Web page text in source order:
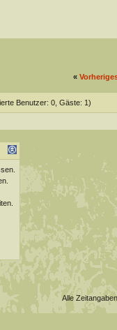
«
Benutzer: 0, Gäste: 1)
Alle